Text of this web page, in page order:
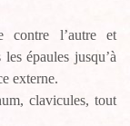
contre l’autre et
épaules jusqu’à
externe.
clavicules, tout